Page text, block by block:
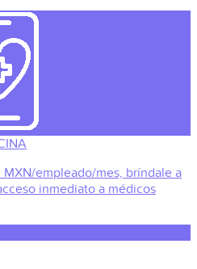
MXN/empleado/mes, bríndale a
inmediato a médicos